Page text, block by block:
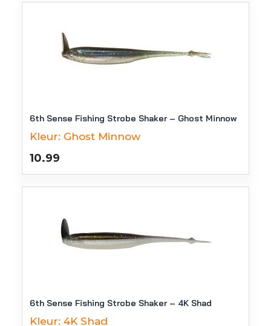
6th Sense Fishing Strobe Shaker – Ghost Minnow
Kleur: Ghost Minnow
10.99
6th Sense Fishing Strobe Shaker – 4K Shad
Kleur: 4K Shad